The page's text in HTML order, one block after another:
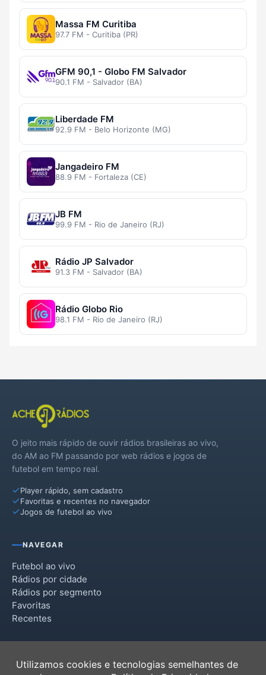
Massa FM Curitiba
97.7 FM - Curitiba (PR)
GFM 90,1 - Globo FM Salvador
90.1 FM - Salvador (BA)
Liberdade FM
92.9 FM - Belo Horizonte (MG)
Jangadeiro FM
88.9 FM - Fortaleza (CE)
JB FM
99.9 FM - Rio de Janeiro (RJ)
Rádio JP Salvador
91.3 FM - Salvador (BA)
Rádio Globo Rio
98.1 FM - Rio de Janeiro (RJ)
O jeito mais rápido de ouvir rádios brasileiras ao vivo,
do AM ao FM passando por web rádios e jogos de
futebol em tempo real.
Player rápido, sem cadastro
Favoritas e recentes no navegador
Jogos de futebol ao vivo
NAVEGAR
Futebol ao vivo
Rádios por cidade
Rádios por segmento
Favoritas
Recentes
Utilizamos cookies e tecnologias semelhantes de